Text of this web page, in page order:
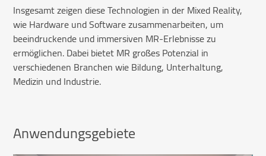
Insgesamt zeigen diese Technologien in der Mixed Reality,
wie Hardware und Software zusammenarbeiten, um
beeindruckende und immersiven MR-Erlebnisse zu
ermöglichen. Dabei bietet MR großes Potenzial in
verschiedenen Branchen wie Bildung, Unterhaltung,
Medizin und Industrie.
Anwendungsgebiete